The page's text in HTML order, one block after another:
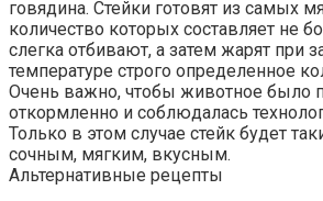
говядина. Стейки готовят из самых
количество которых составляет не
слегка отбивают, а затем жарят при
температуре строго определенное
Очень важно, чтобы животное было
откормленно и соблюдалась
Только в этом случае стейк будет
сочным, мягким, вкусным.
Альтернативные рецепты